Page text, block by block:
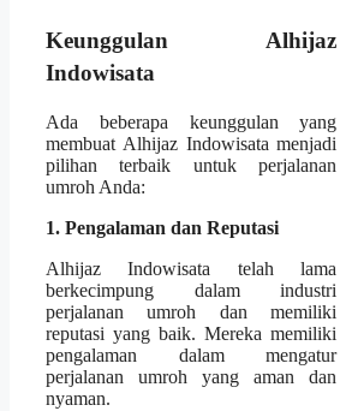
Keunggulan Alhijaz
Indowisata
Ada beberapa keunggulan yang
membuat Alhijaz Indowisata menjadi
pilihan terbaik untuk perjalanan
umroh Anda:
1. Pengalaman dan Reputasi
Alhijaz Indowisata telah lama
berkecimpung dalam industri
perjalanan umroh dan memiliki
reputasi yang baik. Mereka memiliki
pengalaman dalam mengatur
perjalanan umroh yang aman dan
nyaman.